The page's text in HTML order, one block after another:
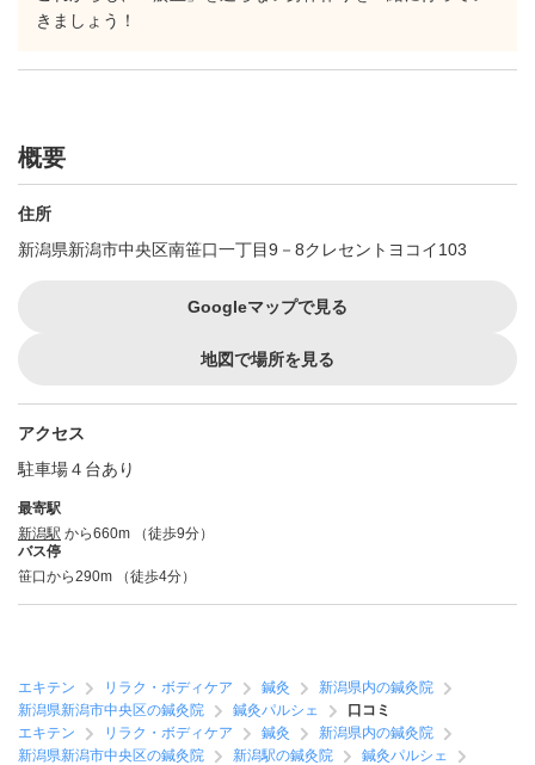
きましょう！
概要
住所
新潟県新潟市中央区南笹口一丁目9－8クレセントヨコイ103
Googleマップで見る
地図で場所を見る
アクセス
駐車場４台あり
最寄駅
新潟駅 から660m （徒歩9分）
バス停
笹口から290m （徒歩4分）
エキテン リラク・ボディケア 鍼灸
新潟県内の鍼灸院
新潟県新潟市中央区の鍼灸院
鍼灸パルシェ
口コミ
エキテン
リラク・ボディケア 鍼灸
新潟県内の鍼灸院
新潟県新潟市中央区の鍼灸院
新潟駅の鍼灸院
鍼灸パルシェ